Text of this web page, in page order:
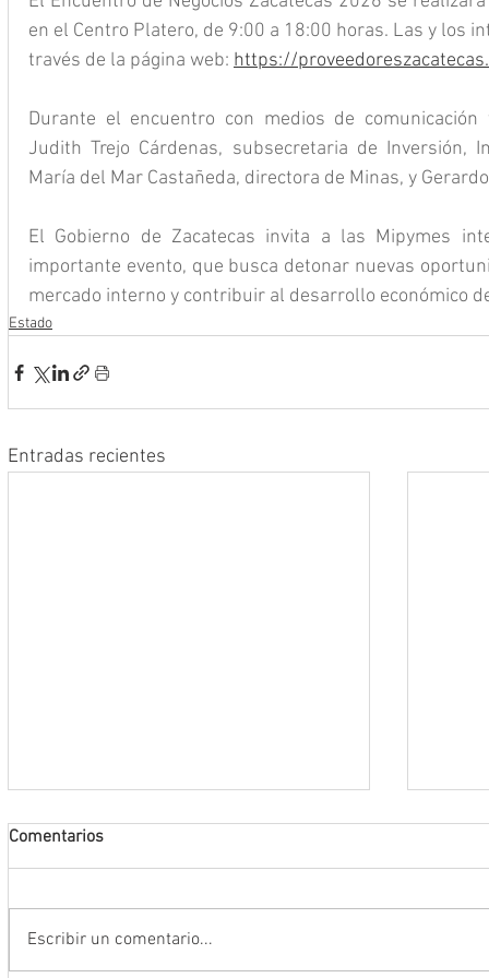
en el Centro Platero, de 9:00 a 18:00 horas. Las y los
través de la página web: https://
Durante el encuentro con medios de
Judith Trejo Cárdenas, subsecretaria de Inversión,
María del Mar Castañeda, directora de Minas, y
El Gobierno de Zacatecas invita a las Mipymes
importante evento, que busca detonar nuevas
mercado interno y contribuir al desarrollo económico
Estado
Entradas recientes
Comentarios
Escribir un comentario...